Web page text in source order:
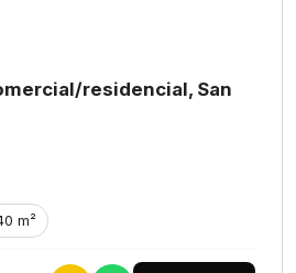
residencial, San
m²